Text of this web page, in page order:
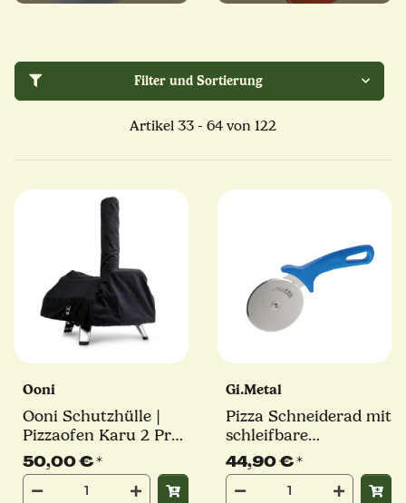
Filter und Sortierung
Artikel 33 - 64 von 122
Ooni
Ooni Schutzhülle |
Pizzaofen Karu 2 Pro
/ Karu 16
50,00 €*
Gi.Metal
Pizza Schneiderad mit
schleifbare
Edelstahlklinge
ø100mm, fixierter
Griff
44,90 €*